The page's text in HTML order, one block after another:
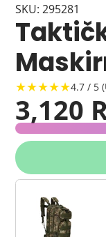
SKU: 295281
★★★★★4.7 / 5
3,120